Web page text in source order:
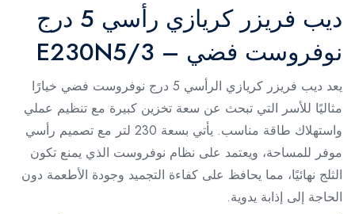
ديب فريزر كريازي رأسي 5 درج
نوفروست فضي – E230N5/3
يعد ديب فريزر كريازي الرأسي 5 درج نوفروست فضي خيارًا
مثاليًا للأسر التي تبحث عن سعة تخزين كبيرة مع تنظيم عملي
واستهلاك طاقة مناسب. يأتي بسعة 230 لتر مع تصميم رأسي
موفر للمساحة، ويعتمد على نظام نوفروست الذي يمنع تكون
الثلج نهائيًا، مما يحافظ على كفاءة التجميد وجودة الأطعمة دون
الحاجة إلى إذابة يدوية.